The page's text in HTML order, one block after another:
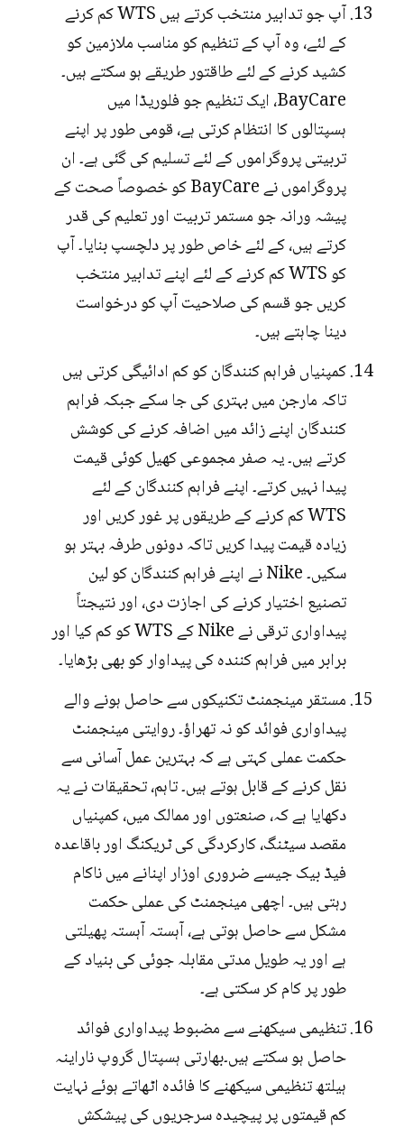
آپ جو تدابیر منتخب کرتے ہیں WTS کم کرنے
کے لئے، وہ آپ کے تنظیم کو مناسب ملازمین کو
کشید کرنے کے لئے طاقتور طریقے ہو سکتے ہیں۔
BayCare، ایک تنظیم جو فلوریڈا میں
ہسپتالوں کا انتظام کرتی ہے، قومی طور پر اپنے
تربیتی پروگراموں کے لئے تسلیم کی گئی ہے۔ ان
پروگراموں نے BayCare کو خصوصاً صحت کے
پیشہ ورانہ جو مستمر تربیت اور تعلیم کی قدر
کرتے ہیں، کے لئے خاص طور پر دلچسپ بنایا۔ آپ
کو WTS کم کرنے کے لئے اپنے تدابیر منتخب
کریں جو قسم کی صلاحیت آپ کو درخواست
دینا چاہتے ہیں۔
کمپنیاں فراہم کنندگان کو کم ادائیگی کرتی ہیں
تاکہ مارجن میں بہتری کی جا سکے جبکہ فراہم
کنندگان اپنے زائد میں اضافہ کرنے کی کوشش
کرتے ہیں۔ یہ صفر مجموعی کھیل کوئی قیمت
پیدا نہیں کرتے۔ اپنے فراہم کنندگان کے لئے
WTS کم کرنے کے طریقوں پر غور کریں اور
زیادہ قیمت پیدا کریں تاکہ دونوں طرفہ بہتر ہو
سکیں۔ Nike نے اپنے فراہم کنندگان کو لین
تصنیع اختیار کرنے کی اجازت دی، اور نتیجتاً
پیداواری ترقی نے Nike کے WTS کو کم کیا اور
برابر میں فراہم کنندہ کی پیداوار کو بھی بڑھایا۔
مستقر مینجمنٹ تکنیکوں سے حاصل ہونے والے
پیداواری فوائد کو نہ تھراؤ۔ روایتی مینجمنٹ
حکمت عملی کہتی ہے کہ بہترین عمل آسانی سے
نقل کرنے کے قابل ہوتے ہیں۔ تاہم، تحقیقات نے یہ
دکھایا ہے کہ، صنعتوں اور ممالک میں، کمپنیاں
مقصد سیٹنگ، کارکردگی کی ٹریکنگ اور باقاعدہ
فیڈ بیک جیسے ضروری اوزار اپنانے میں ناکام
رہتی ہیں۔ اچھی مینجمنٹ کی عملی حکمت
مشکل سے حاصل ہوتی ہے، آہستہ آہستہ پھیلتی
ہے اور یہ طویل مدتی مقابلہ جوئی کی بنیاد کے
طور پر کام کر سکتی ہے۔
تنظیمی سیکھنے سے مضبوط پیداواری فوائد
حاصل ہو سکتے ہیں۔بھارتی ہسپتال گروپ ناراینہ
ہیلتھ تنظیمی سیکھنے کا فائدہ اٹھاتے ہوئے نہایت
کم قیمتوں پر پیچیدہ سرجریوں کی پیشکش